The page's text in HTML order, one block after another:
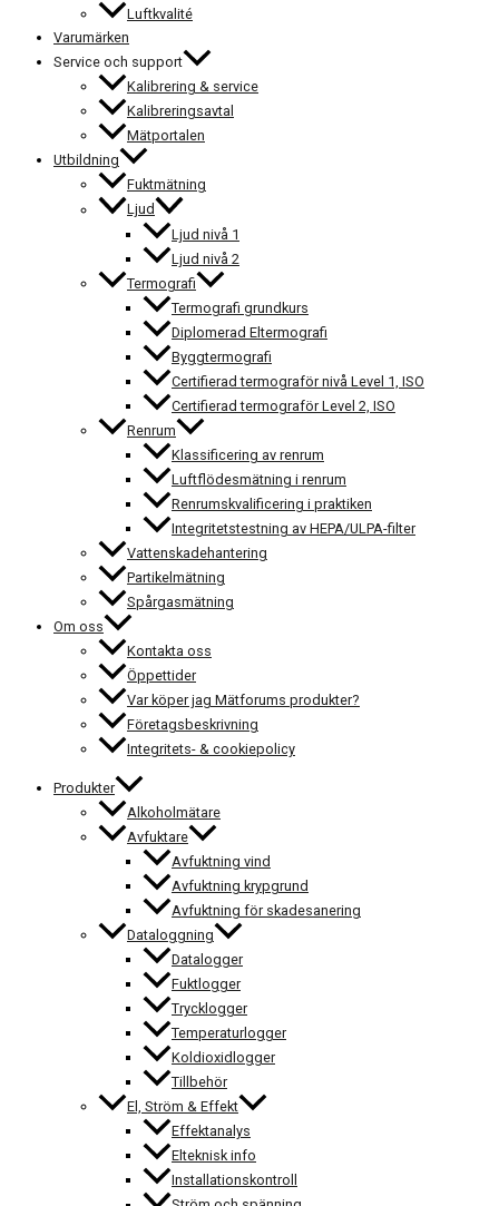
Luftkvalité
Varumärken
Service och support
Kalibrering & service
Kalibreringsavtal
Mätportalen
Utbildning
Fuktmätning
Ljud
Ljud nivå 1
Ljud nivå 2
Termografi
Termografi grundkurs
Diplomerad Eltermografi
Byggtermografi
Certifierad termograför nivå Level 1, ISO
Certifierad termograför Level 2, ISO
Renrum
Klassificering av renrum
Luftflödesmätning i renrum
Renrumskvalificering i praktiken
Integritetstestning av HEPA/ULPA-filter
Vattenskadehantering
Partikelmätning
Spårgasmätning
Om oss
Kontakta oss
Öppettider
Var köper jag Mätforums produkter?
Företagsbeskrivning
Integritets- & cookiepolicy
Produkter
Alkoholmätare
Avfuktare
Avfuktning vind
Avfuktning krypgrund
Avfuktning för skadesanering
Dataloggning
Datalogger
Fuktlogger
Trycklogger
Temperaturlogger
Koldioxidlogger
Tillbehör
El, Ström & Effekt
Effektanalys
Elteknisk info
Installationskontroll